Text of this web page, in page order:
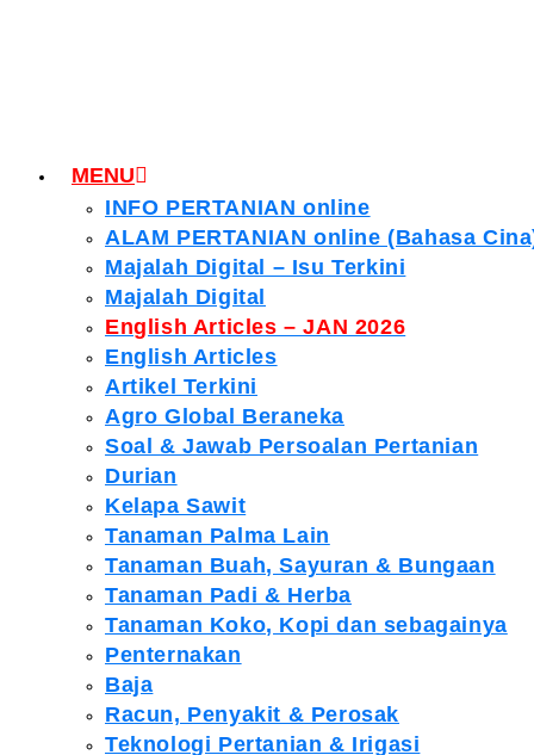
MENU
INFO PERTANIAN online
ALAM PERTANIAN online (Bahasa
Majalah Digital – Isu Terkini
Majalah Digital
English Articles – JAN 2026
English Articles
Artikel Terkini
Agro Global Beraneka
Soal & Jawab Persoalan Pertanian
Durian
Kelapa Sawit
Tanaman Palma Lain
Tanaman Buah, Sayuran & Bungaan
Tanaman Padi & Herba
Tanaman Koko, Kopi dan sebagainya
Penternakan
Baja
Racun, Penyakit & Perosak
Teknologi Pertanian & Irigasi